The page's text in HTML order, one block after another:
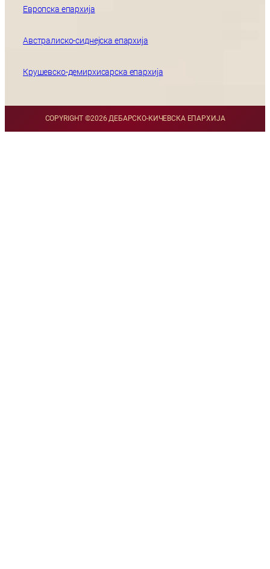
Европска епархија
Австралиско-сиднејска епархија
Крушевско-демирхисарска епархија
COPYRIGHT ©2026 ДЕБАРСКО-КИЧЕВСКА ЕПАРХИЈА